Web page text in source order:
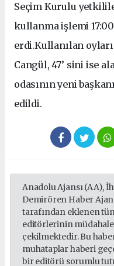
Seçim Kurulu
kullanma işlemi
erdi.Kullanılan
Cangül, 47’ sini ise
odasının yeni
edildi.
Anadolu Ajansı (AA),
Demirören Haber
tarafından eklenen
editörlerinin
çekilmektedir. Bu
muhataplar haberi
bir editörü sorumlu